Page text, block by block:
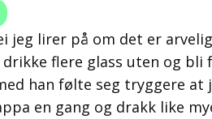
jeg lirer på om det er
drikke flere glass uten og
han følte seg tryggere at
en gang og drakk like